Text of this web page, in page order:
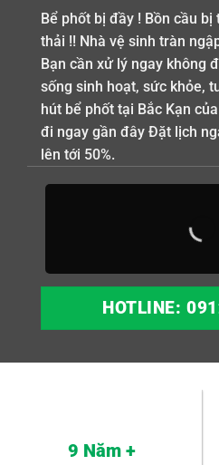
Bể phốt bị đầy ! Bồn cầu
thải !! Nhà vệ sinh tràn
Bạn cần xử lý ngay không
sống sinh hoạt, sức khỏe,
hút bể phốt tại Bắc Kạn
đi ngay gần đây Đặt lịch
lên tới 50%.
HOTLINE:
9 Năm +